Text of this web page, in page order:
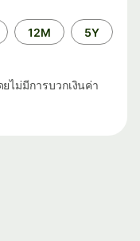
12M 5Y
ไม่มีการบวกเงินค่า